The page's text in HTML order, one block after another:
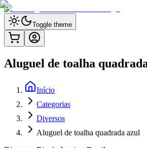
Toggle theme
Aluguel de toalha
Início
Categorias
Diversos
Aluguel de toalha quadrada azul